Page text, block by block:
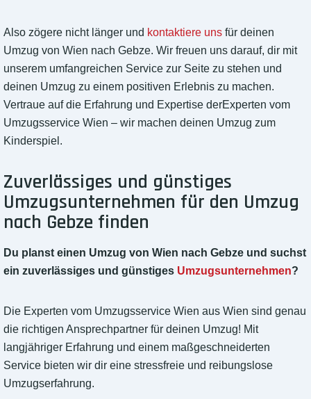
Also zögere nicht länger und kontaktiere uns für deinen
Umzug von Wien nach Gebze. Wir freuen uns darauf, dir mit
unserem umfangreichen Service zur Seite zu stehen und
deinen Umzug zu einem positiven Erlebnis zu machen.
Vertraue auf die Erfahrung und Expertise derExperten vom
Umzugsservice Wien – wir machen deinen Umzug zum
Kinderspiel.
Zuverlässiges und günstiges
Umzugsunternehmen für den Umzug
nach Gebze finden
Du planst einen Umzug von Wien nach Gebze und suchst
ein zuverlässiges und günstiges Umzugsunternehmen?
Die Experten vom Umzugsservice Wien aus Wien sind genau
die richtigen Ansprechpartner für deinen Umzug! Mit
langjähriger Erfahrung und einem maßgeschneiderten
Service bieten wir dir eine stressfreie und reibungslose
Umzugserfahrung.